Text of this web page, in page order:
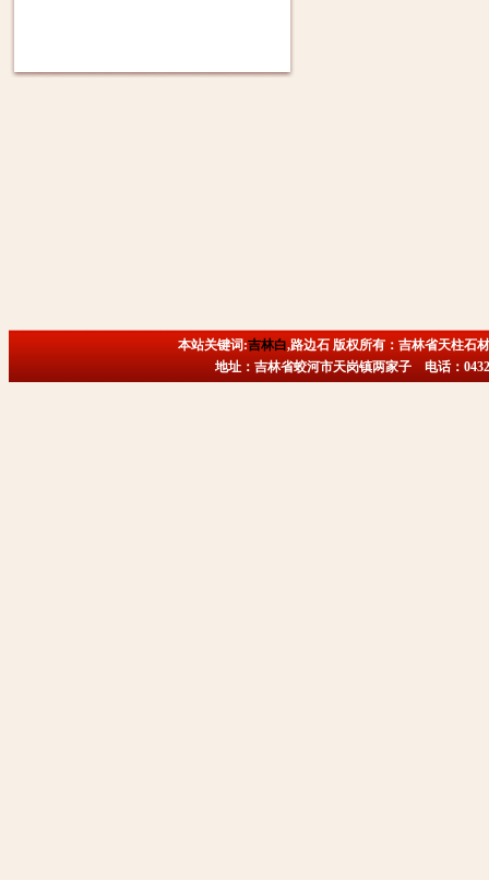
本站关键词:吉林白,路边石 版权所有：吉林省天柱石
地址：吉林省蛟河市天岗镇两家子 电话：